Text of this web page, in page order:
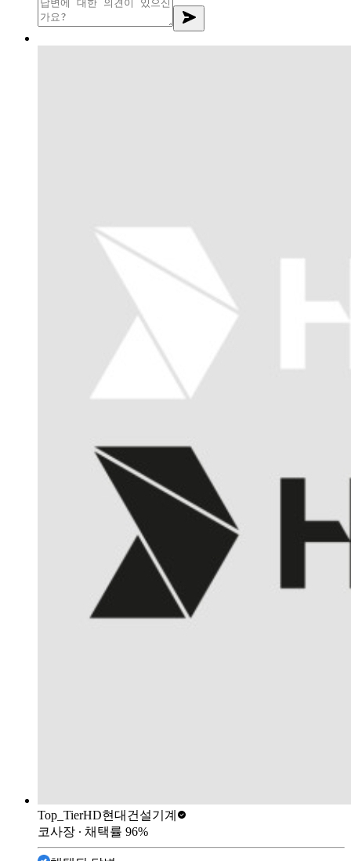
Top_TierHD현대건설기계
코사장 ∙ 채택률 96%